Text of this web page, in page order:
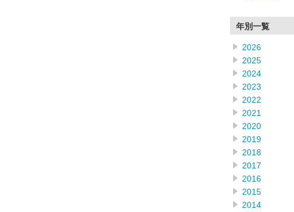
年別一覧
2026
2025
2024
2023
2022
2021
2020
2019
2018
2017
2016
2015
2014